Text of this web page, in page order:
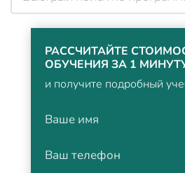
РАССЧИТАЙТЕ
ОБУЧЕНИЯ ЗА 1
и получите подробный
Ваше имя
Ваш телефон